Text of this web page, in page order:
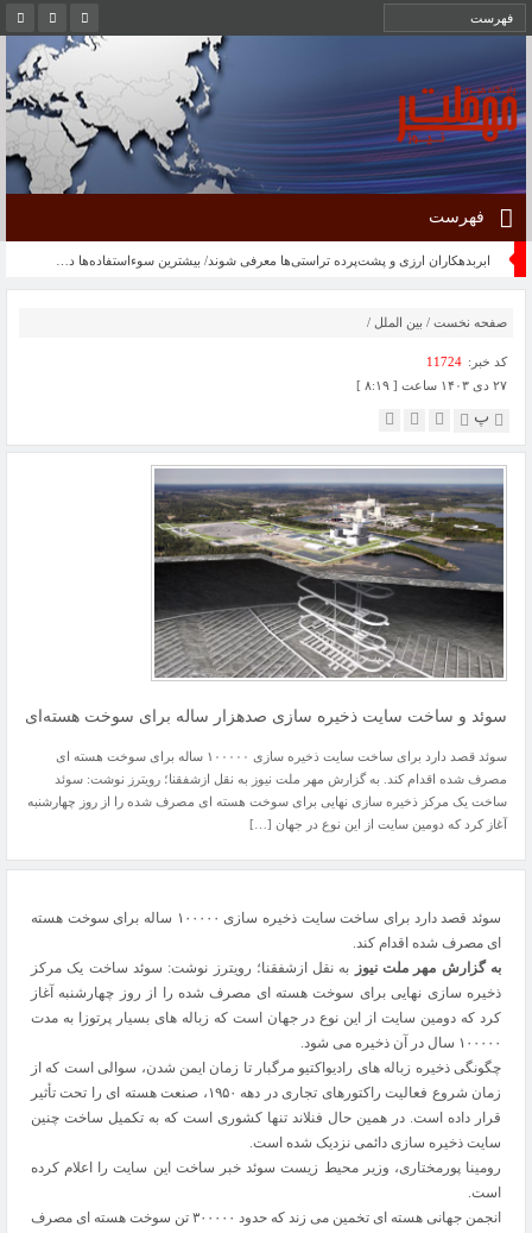
فهرست
صفحه نخست / بین الملل /
کد خبر: 11724
۲۷ دی ۱۴۰۳ ساعت [ ۸:۱۹ ]
پ
سوئد و ساخت سایت ذخیره سازی صدهزار ساله برای سوخت هسته‌ای
سوئد قصد دارد برای ساخت سایت ذخیره سازی ۱۰۰۰۰۰ ساله برای سوخت هسته ای
مصرف شده اقدام کند. به گزارش مهر ملت نیوز به نقل ازشفقنا؛ رویترز نوشت: سوئد
ساخت یک مرکز ذخیره سازی نهایی برای سوخت هسته ای مصرف شده را از روز چهارشنبه
آغاز کرد که دومین سایت از این نوع در جهان […]
سوئد قصد دارد برای ساخت سایت ذخیره سازی ۱۰۰۰۰۰ ساله برای سوخت هسته
ای مصرف شده اقدام کند.
به گزارش مهر ملت نیوز به نقل ازشفقنا؛ رویترز نوشت: سوئد ساخت یک مرکز
ذخیره سازی نهایی برای سوخت هسته ای مصرف شده را از روز چهارشنبه آغاز
کرد که دومین سایت از این نوع در جهان است که زباله های بسیار پرتوزا به مدت
۱۰۰۰۰۰ سال در آن ذخیره می شود.
چگونگی ذخیره زباله های رادیواکتیو مرگبار تا زمان ایمن شدن، سوالی است که از
زمان شروع فعالیت راکتورهای تجاری در دهه ۱۹۵۰، صنعت هسته ای را تحت تأثیر
قرار داده است. در همین حال فنلاند تنها کشوری است که به تکمیل ساخت چنین
سایت ذخیره سازی دائمی نزدیک شده است.
رومینا پورمختاری، وزیر محیط زیست سوئد خبر ساخت این سایت را اعلام کرده
است.
انجمن جهانی هسته ای تخمین می زند که حدود ۳۰۰۰۰۰ تن سوخت هسته ای مصرف